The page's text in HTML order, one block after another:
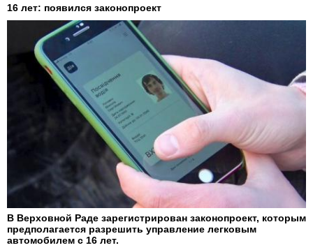
16 лет: появился законопроект
В Верховной Раде зарегистрирован законопроект, которым
предполагается разрешить управление легковым
автомобилем с 16 лет.